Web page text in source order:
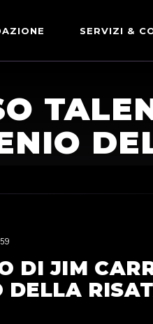
SERVIZI &
LE NOSTRE
DI JIM
DELLA